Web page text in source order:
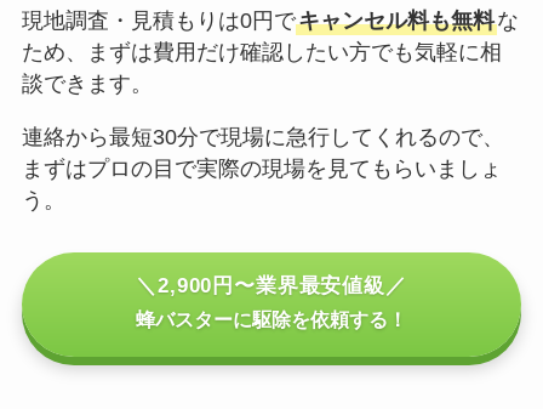
現地調査・見積もりは0円でキャンセル料も無料な
ため、まずは費用だけ確認したい方でも気軽に相
談できます。
連絡から最短30分で現場に急行してくれるので、
まずはプロの目で実際の現場を見てもらいましょ
う。
＼2,900円〜業界最安値級／
蜂バスターに駆除を依頼する！